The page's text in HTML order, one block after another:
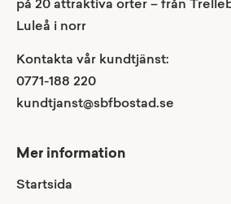
på 20 attraktiva orter – från
Luleå i norr
Kontakta vår kundtjänst:
0771-188 220
kundtjanst@sbfbostad.se
Mer information
Startsida